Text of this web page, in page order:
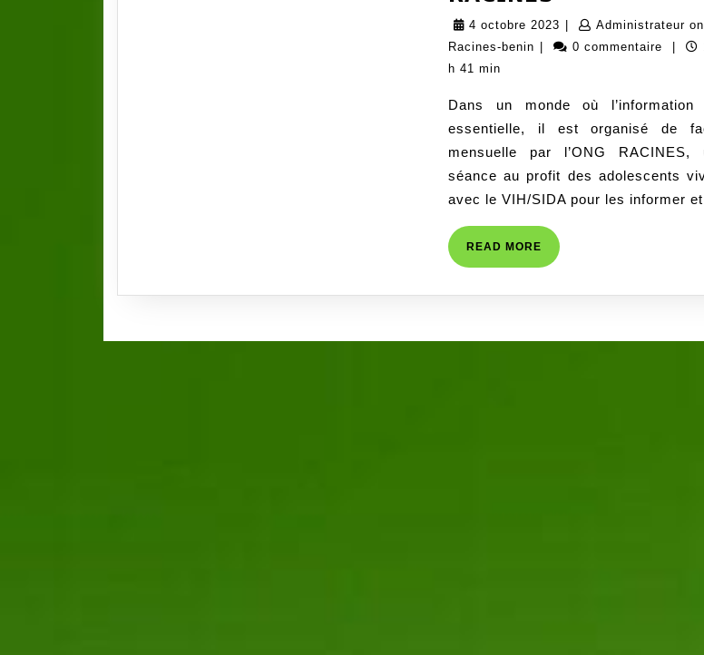
𝗟𝗔
𝗦𝗔𝗡𝗧𝗘
𝗠𝗘𝗡𝗧𝗔𝗟𝗘
𝗗𝗘𝗦
𝗣𝗩𝗩𝗜𝗛
:
𝗨𝗡
𝗘𝗟𝗘𝗠𝗘𝗡𝗧
𝗗𝗘
𝗠𝗜𝗦𝗦𝗜𝗢𝗡
4 octobre 2023 4
octobre
Administrateur
Racines-benin Administrateur
benin
0 commentaire
h 41 min
Dans un monde où l’information
essentielle, il est organisé de
mensuelle par l’ONG RACINES,
séance au profit des adolescents
avec le VIH/SIDA pour les informer et
READ MORE READ
MORE